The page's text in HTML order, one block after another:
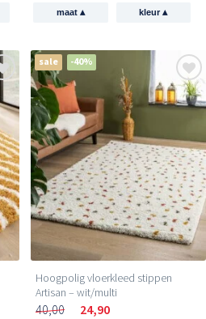
maat ▴ kleur▴
sale -40%
Hoogpolig vloerkleed stippen
Artisan – wit/multi
40,00 24,90